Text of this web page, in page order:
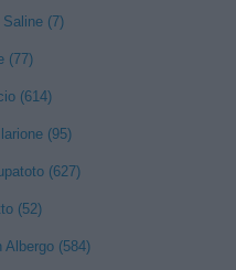
(7)
(77)
(614)
(95)
(627)
(52)
Albergo (584)